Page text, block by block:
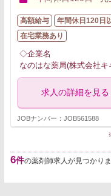
高額給与 年間休日120日
在宅業務あり
◇企業名
なのはな薬局(株式会社
求人の詳細を見る
JOBナンバー：JOB561588
6件の薬剤師求人が見つかり